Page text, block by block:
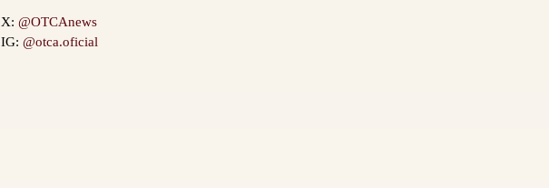
X: @OTCAnews
IG: @otca.oficial